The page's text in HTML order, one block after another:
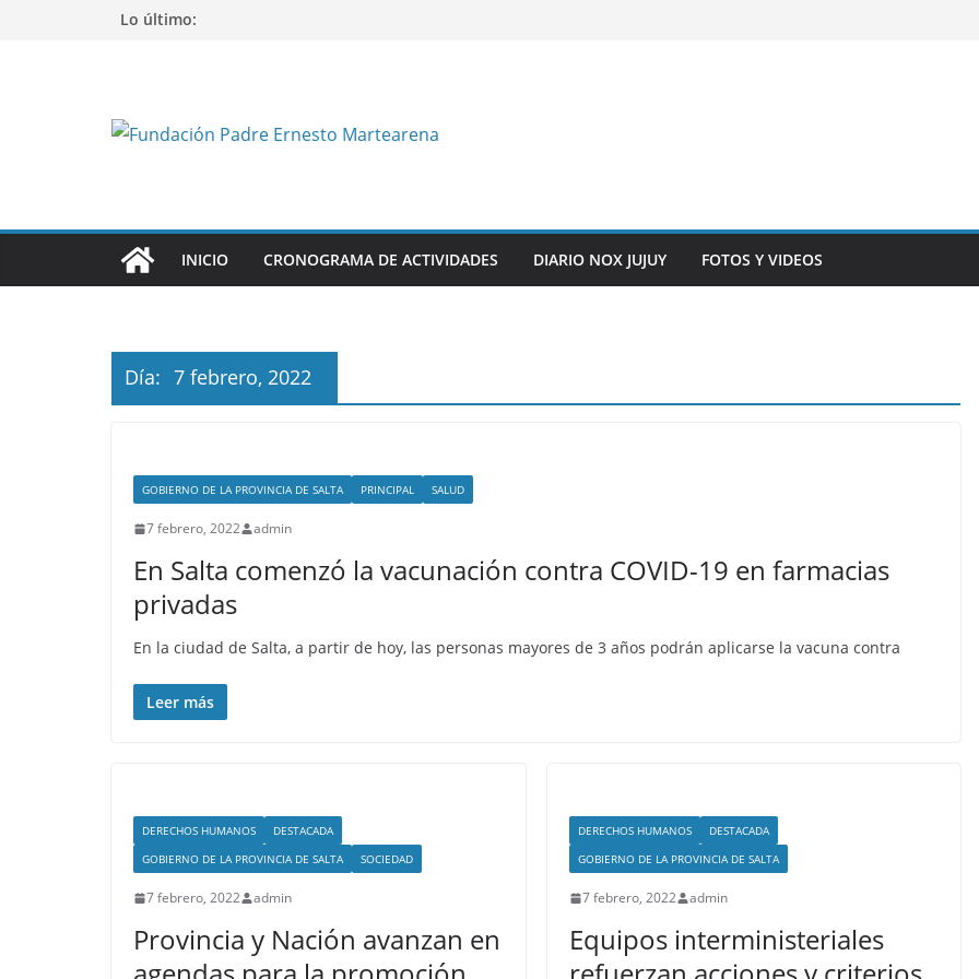
Lo último:
INICIO CRONOGRAMA DE ACTIVIDADES DIARIO NOX JUJUY FOTOS Y VIDEOS
Día: 7 febrero, 2022
GOBIERNO DE LA PROVINCIA DE SALTA PRINCIPAL SALUD
7 febrero, 2022 admin
En Salta comenzó la vacunación contra COVID-19 en farmacias
privadas
En la ciudad de Salta, a partir de hoy, las personas mayores de 3 años podrán aplicarse la vacuna contra
Leer más
DERECHOS HUMANOS
DESTACADA
GOBIERNO DE LA PROVINCIA DE SALTA
SOCIEDAD
7 febrero, 2022 admin
Provincia y Nación avanzan en
DERECHOS HUMANOS
DESTACADA
GOBIERNO DE LA PROVINCIA DE SALTA
7 febrero, 2022 admin
Equipos interministeriales